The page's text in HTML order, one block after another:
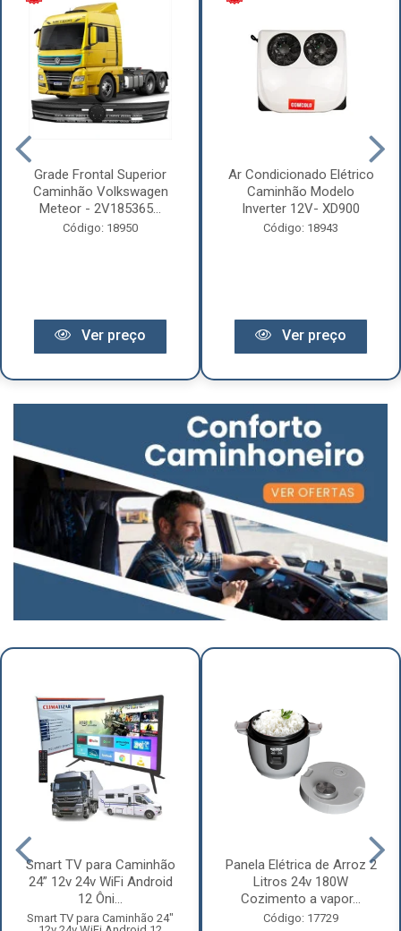
Grade Frontal Superior
Caminhão Volkswagen
Meteor - 2V185365...
Código: 18950
Ver preço
Ar Condicionado Elétrico
Caminhão Modelo
Inverter 12V- XD900
Código: 18943
Ver preço
Smart TV para Caminhão
24” 12v 24v WiFi Android
12 Ôni...
Smart TV para Caminhão 24"
Panela Elétrica de Arroz 2
Litros 24v 180W
Cozimento a vapor...
Código: 17729